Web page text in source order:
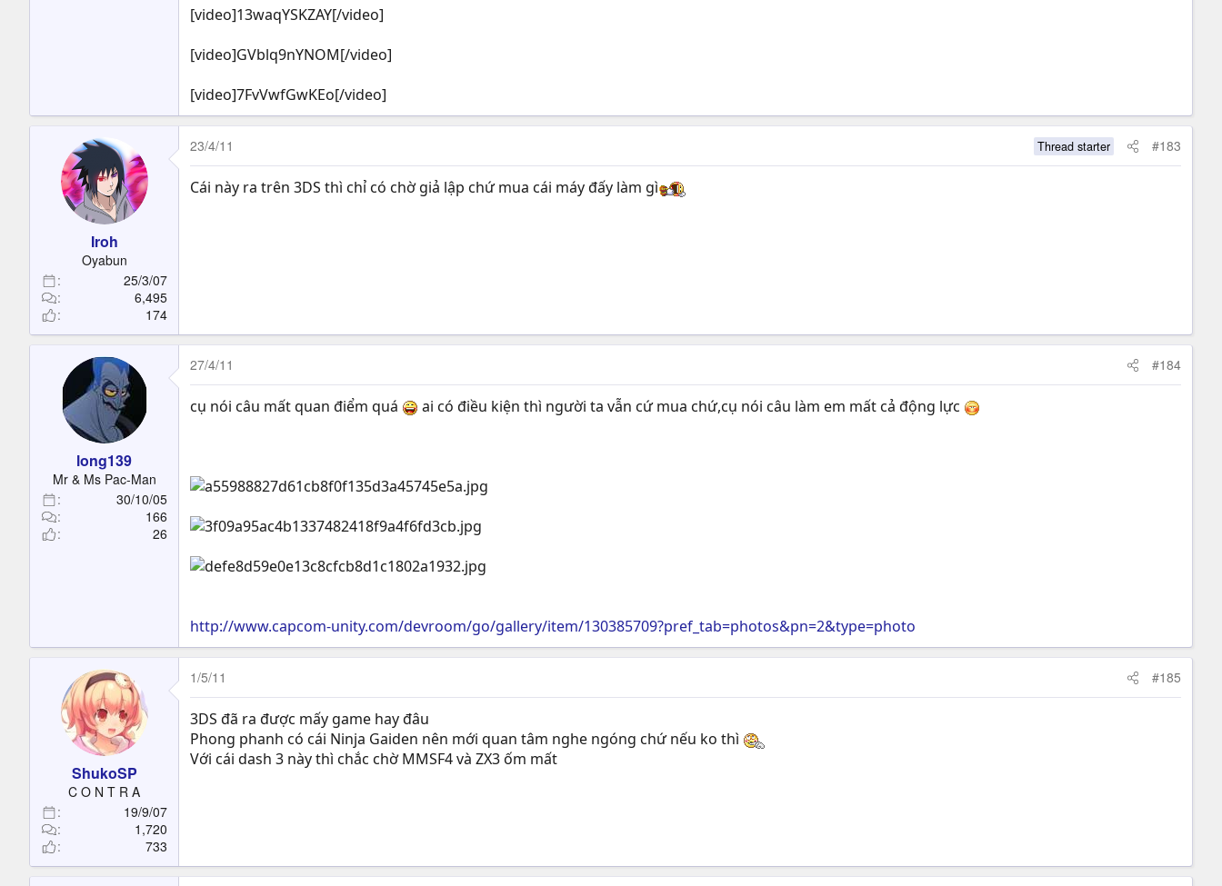
[video]13waqYSKZAY[/video]
[video]GVblq9nYNOM[/video]
[video]7FvVwfGwKEo[/video]
Iroh
Oyabun
25/3/07
6,495
174
23/4/11 Thread starter #183
Cái này ra trên 3DS thì chỉ có chờ giả lập chứ mua cái máy đấy làm gì
long139
Mr & Ms Pac-Man
30/10/05
166
26
27/4/11 #184
cụ nói câu mất quan điểm quá ai có điều kiện thì người ta vẫn cứ mua chứ,cụ nói câu làm em mất cả động lực
http://www.capcom-unity.com/devroom/go/gallery/item/130385709?pref_tab=photos&pn=2&type=photo
ShukoSP
C O N T R A
19/9/07
1,720
733
1/5/11 #185
3DS đã ra được mấy game hay đâu
Phong phanh có cái Ninja Gaiden nên mới quan tâm nghe ngóng chứ nếu ko thì
Với cái dash 3 này thì chắc chờ MMSF4 và ZX3 ốm mất